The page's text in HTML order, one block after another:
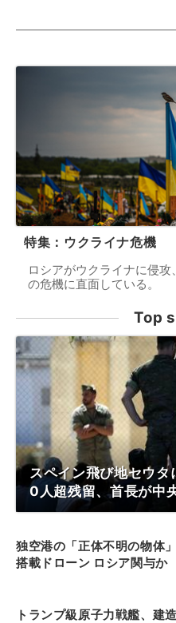
特集：ウクライナ危機
ロシアがウクライナに侵
の危機に直面している。
Top
スペイン飛び地セウ
0人超残留、首長が中
独空港の「正体不明の物体
搭載ドローン ロシア関与か
トランプ級原子力戦艦、建